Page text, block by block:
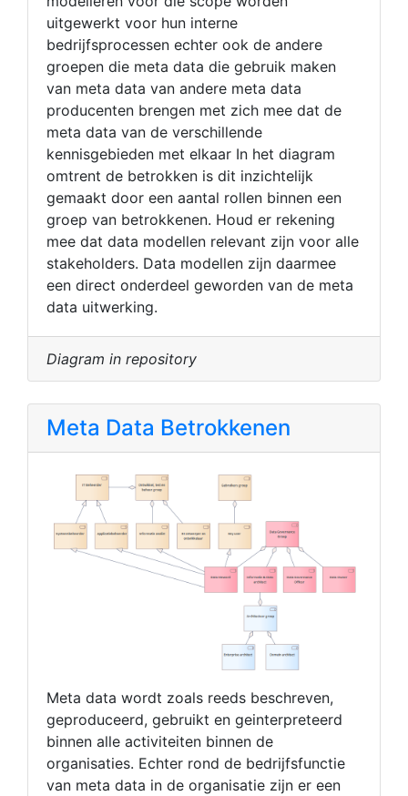
uitgewerkt voor hun interne
bedrijfsprocessen echter ook de andere
groepen die meta data die gebruik maken
van meta data van andere meta data
producenten brengen met zich mee dat de
meta data van de verschillende
kennisgebieden met elkaar In het diagram
omtrent de betrokken is dit inzichtelijk
gemaakt door een aantal rollen binnen een
groep van betrokkenen. Houd er rekening
mee dat data modellen relevant zijn voor alle
stakeholders. Data modellen zijn daarmee
een direct onderdeel geworden van de meta
data uitwerking.
Diagram in repository
Meta Data Betrokkenen
Meta data wordt zoals reeds beschreven,
geproduceerd, gebruikt en geinterpreteerd
binnen alle activiteiten binnen de
organisaties. Echter rond de bedrijfsfunctie
van meta data in de organisatie zijn er een